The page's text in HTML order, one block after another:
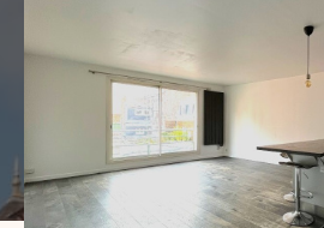
Budget
Budget
Surface
Surface